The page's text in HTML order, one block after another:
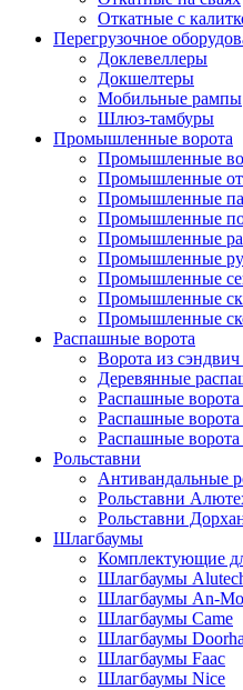
Откатные с
Перегрузочное
Доклевеллеры
Докшелтеры
Мобильные рампы
Шлюз-тамбуры
Промышленные ворота
Промышленные
Промышленные
Промышленные
Промышленные
Промышленные
Промышленные
Промышленные
Промышленные
Промышленные
Распашные ворота
Ворота из
Деревянные
Распашные ворота
Распашные ворота
Распашные ворота
Рольставни
Антивандальные
Рольставни
Рольставни
Шлагбаумы
Комплектующие
Шлагбаумы
Шлагбаумы An-
Шлагбаумы Came
Шлагбаумы
Шлагбаумы Faac
Шлагбаумы Nice